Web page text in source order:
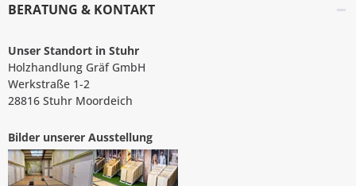
BERATUNG & KONTAKT
Unser Standort in Stuhr
Holzhandlung Gräf GmbH
Werkstraße 1-2
28816 Stuhr Moordeich
Bilder unserer Ausstellung